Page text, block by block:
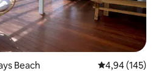
Beach Évaluation
4,94 (145)